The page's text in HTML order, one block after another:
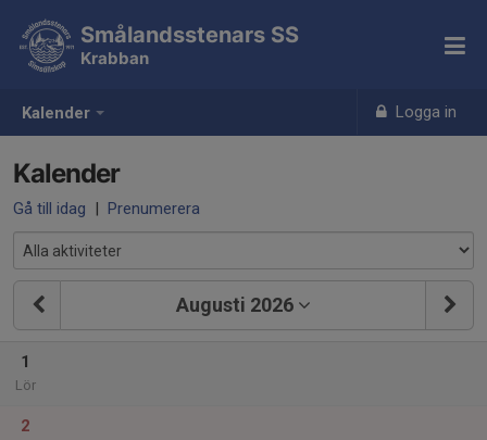
Kalender Logga in
Smålandsstenars SS
Krabban
Kalender
Gå till idag | Prenumerera
Augusti 2026
1
Lör
2